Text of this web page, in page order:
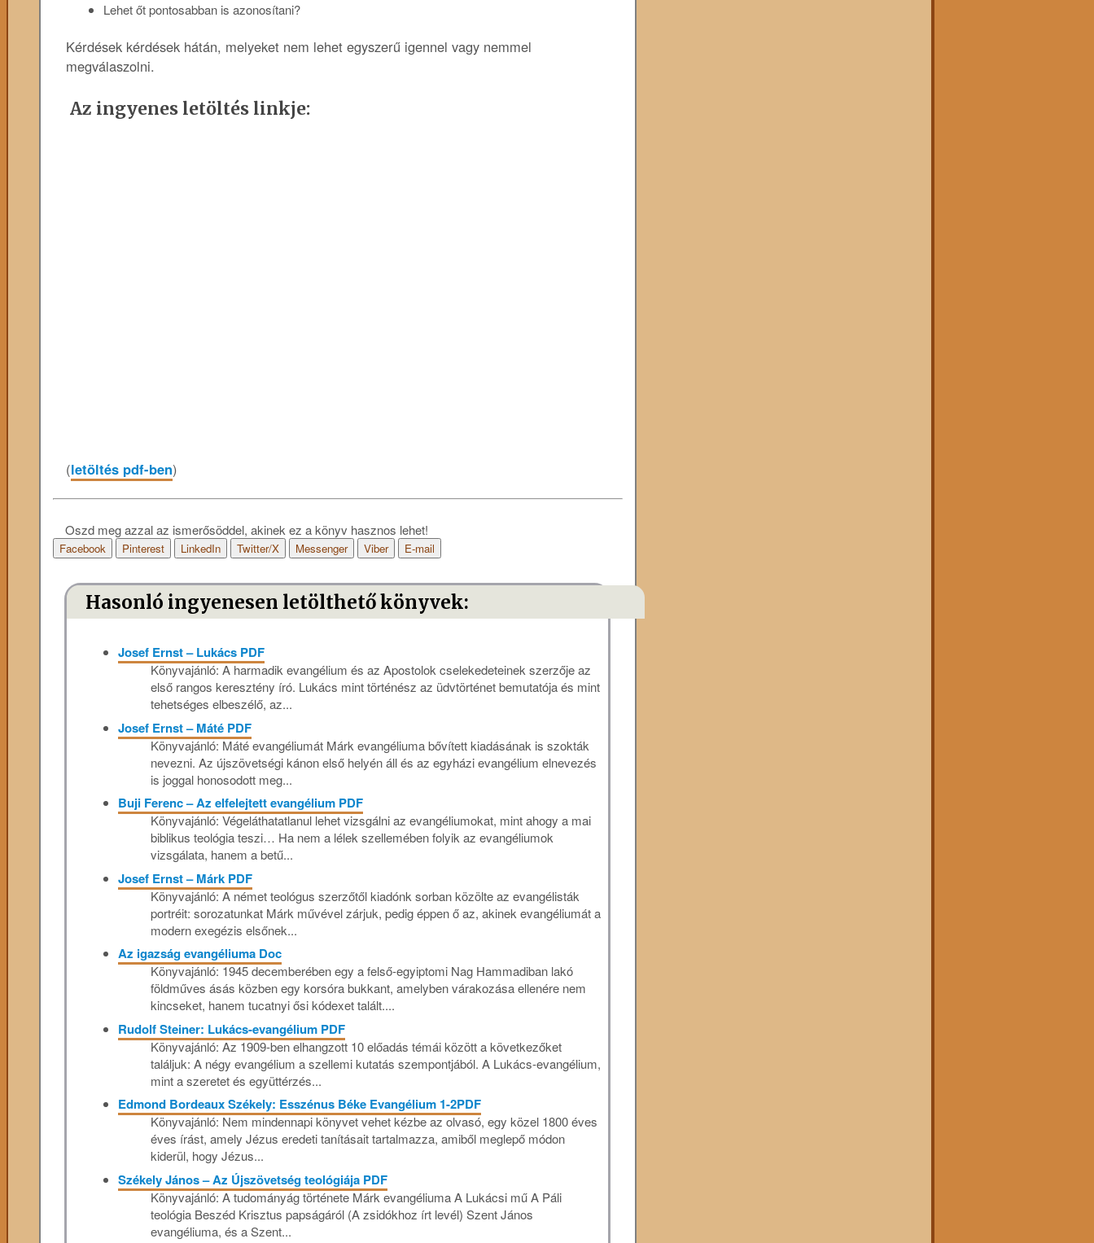
Lehet őt pontosabban is azonosítani?
Kérdések kérdések hátán, melyeket nem lehet egyszerű igennel vagy nemmel
megválaszolni.
Az ingyenes letöltés linkje:
(letöltés pdf-ben)
Oszd meg azzal az ismerősöddel, akinek ez a könyv hasznos lehet!
Facebook Pinterest LinkedIn Twitter/X Messenger Viber E-mail
Hasonló ingyenesen letölthető könyvek:
Josef Ernst – Lukács PDF
Könyvajánló: A harmadik evangélium és az Apostolok cselekedeteinek szerzője az
első rangos keresztény író. Lukács mint történész az üdvtörténet bemutatója és mint
tehetséges elbeszélő, az...
Josef Ernst – Máté PDF
Könyvajánló: Máté evangéliumát Márk evangéliuma bővített kiadásának is szokták
nevezni. Az újszövetségi kánon első helyén áll és az egyházi evangélium elnevezés
is joggal honosodott meg...
Buji Ferenc – Az elfelejtett evangélium PDF
Könyvajánló: Végeláthatatlanul lehet vizsgálni az evangéliumokat, mint ahogy a mai
biblikus teológia teszi… Ha nem a lélek szellemében folyik az evangéliumok
vizsgálata, hanem a betű...
Josef Ernst – Márk PDF
Könyvajánló: A német teológus szerzőtől kiadónk sorban közölte az evangélisták
portréit: sorozatunkat Márk művével zárjuk, pedig éppen ő az, akinek evangéliumát a
modern exegézis elsőnek...
Az igazság evangéliuma Doc
Könyvajánló: 1945 decemberében egy a felső-egyiptomi Nag Hammadiban lakó
földműves ásás közben egy korsóra bukkant, amelyben várakozása ellenére nem
kincseket, hanem tucatnyi ősi kódexet talált....
Rudolf Steiner: Lukács-evangélium PDF
Könyvajánló: Az 1909-ben elhangzott 10 előadás témái között a következőket
találjuk: A négy evangélium a szellemi kutatás szempontjából. A Lukács-evangélium,
mint a szeretet és együttérzés...
Edmond Bordeaux Székely: Esszénus Béke Evangélium 1-2PDF
Könyvajánló: Nem mindennapi könyvet vehet kézbe az olvasó, egy közel 1800 éves
éves írást, amely Jézus eredeti tanításait tartalmazza, amiből meglepő módon
kiderül, hogy Jézus...
Székely János – Az Újszövetség teológiája PDF
Könyvajánló: A tudományág története Márk evangéliuma A Lukácsi mű A Páli
teológia Beszéd Krisztus papságáról (A zsidókhoz írt levél) Szent János
evangéliuma, és a Szent...